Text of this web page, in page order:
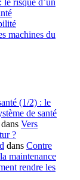
machines du
(1/2) : le
de santé
dans Vers
?
dans Contre
maintenance
rendre les